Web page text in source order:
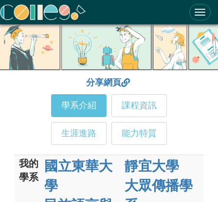
ColleGo! 大學選才與高中育才輔助系統
分享網頁
學系介紹 課程資訊
生涯進路 能力特質
我的
學系
國立東華大
學
靜宜大學
大眾傳播學